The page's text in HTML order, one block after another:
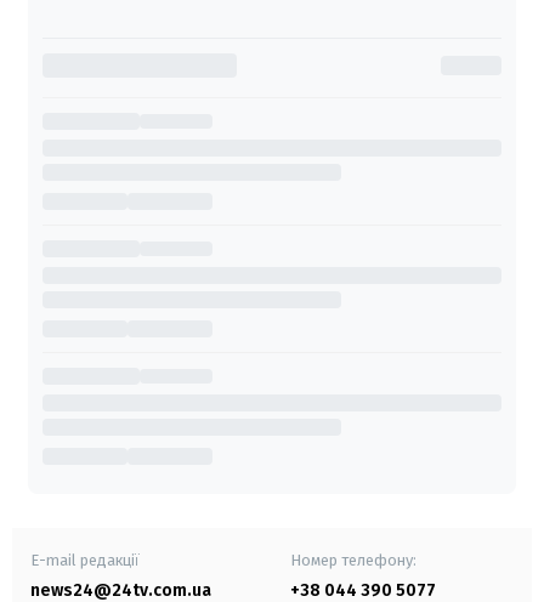
E-mail редакції
news24@24tv.com.ua
Номер телефону:
+38 044 390 5077